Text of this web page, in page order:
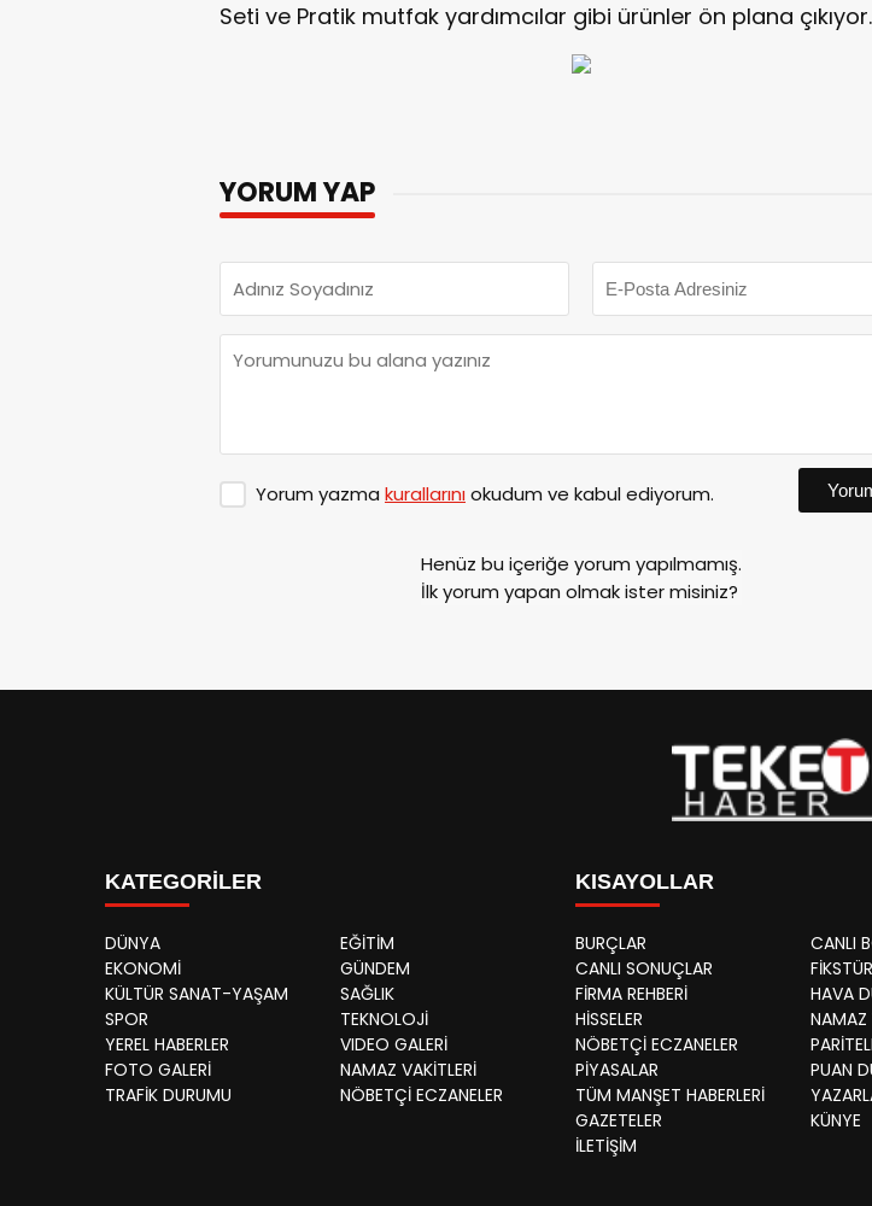
Seti ve Pratik mutfak yardımcılar gibi ürünler ön plana çıkıyor.
YORUM YAP
Yorum yazma kurallarınıokudum ve kabul ediyorum.
Henüz bu içeriğe yorum yapılmamış.
İlk yorum yapan olmak ister misiniz?
KATEGORİLER
DÜNYA
EĞİTİM
EKONOMİ
GÜNDEM
KÜLTÜR SANAT-YAŞAM
SAĞLIK
SPOR
TEKNOLOJİ
YEREL HABERLER
VIDEO GALERİ
FOTO GALERİ
NAMAZ VAKİTLERİ
TRAFİK DURUMU
NÖBETÇİ ECZANELER
KISAYOLLAR
BURÇLAR
CANLI
CANLI SONUÇLAR
FİKSTÜR
FİRMA REHBERİ
HAVA
HİSSELER
NAMAZ
NÖBETÇİ ECZANELER
PİYASALAR
PUAN
TÜM MANŞET HABERLERİ
GAZETELER
KÜNYE
İLETİŞİM